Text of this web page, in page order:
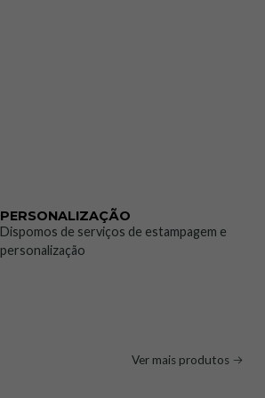
PERSONALIZAÇÃO
Dispomos de serviços de estampagem e
personalização
Ver mais produtos